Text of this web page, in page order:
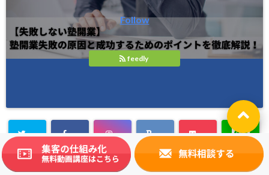
Follow
feedly
塾で起業したい